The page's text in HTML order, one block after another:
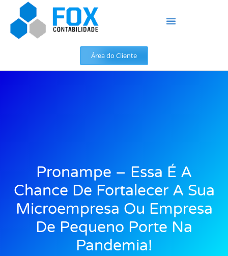
Área do Cliente
Pronampe – Essa É A
Chance De Fortalecer A Sua
Microempresa Ou Empresa
De Pequeno Porte Na
Pandemia!